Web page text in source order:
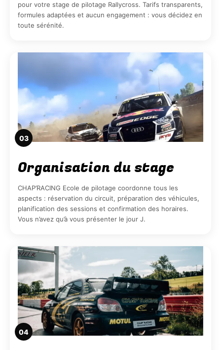
pour votre stage de pilotage Rallycross. Tarifs transparents,
formules adaptées et aucun engagement : vous décidez en
toute sérénité.
03
Organisation du stage
CHAP’RACING Ecole de pilotage coordonne tous les
aspects : réservation du circuit, préparation des véhicules,
planification des sessions et confirmation des horaires.
Vous n’avez qu’à vous présenter le jour J.
04